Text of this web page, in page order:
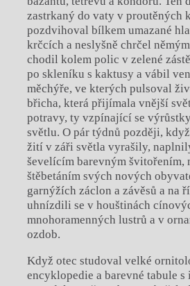
zastrkaný do vaty v proutěných
pozdvihoval bílkem umazané
krčcích a neslyšně chrčel
chodil kolem polic v zelené
po skleníku s kaktusy a vábil
měchýře, ve kterých pulsoval
břicha, která přijímala vnější
potravy, ty vzpínající se
světlu. O pár týdnů později,
žití v záři světla vyrašily,
ševelícím barevným švitořením,
štěbetáním svých nových
garnýžích záclon a závěsů a na
uhnízdili se v houštinách
mnohoramenných lustrů a v
ozdob.
Když otec studoval velké
encyklopedie a barevné tabule s